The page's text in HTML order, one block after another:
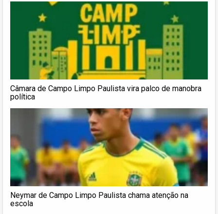
Câmara de Campo Limpo Paulista vira palco de manobra
política
Neymar de Campo Limpo Paulista chama atenção na
escola